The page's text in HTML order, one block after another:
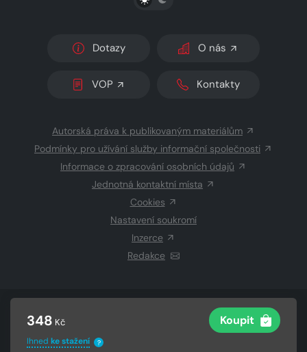
348 Kč Koupit
Ihned ke stažení ?
Dotazy O nás
VOP Kontakty
Autorská práva k publikovaným materiálům
Podmínky pro užívání služby informační společnosti
Informace o zpracování osobních údajů
Jednotná kontaktní místa
Cookies
Nastavení soukromí
Inzerce
Redakce
CZECH NEWS CENTER a.s.a dodavatelé
Vysázeno